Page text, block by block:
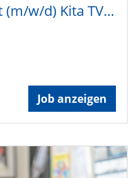
Pädagogische Fachkraft (m/w/d) Kita TVC'le
Job anzeigen